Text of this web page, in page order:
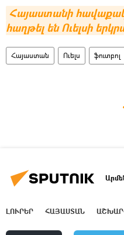
Հայաստանի
հաղթել են Ուելսի
Հայաստան Ուելս ֆուտբոլ
ԼՈՒՐԵՐ ՀԱՅԱՍՏԱՆ